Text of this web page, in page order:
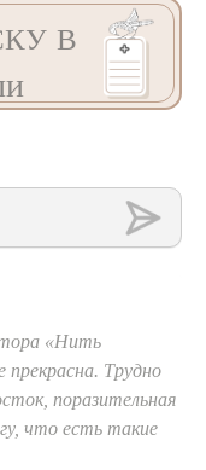
В
«Нить
прекрасна. Трудно
поразительная
что есть такие